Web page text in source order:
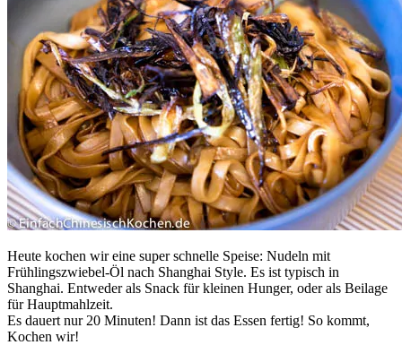
Heute kochen wir eine super schnelle Speise: Nudeln mit
Frühlingszwiebel-Öl nach Shanghai Style. Es ist typisch in
Shanghai. Entweder als Snack für kleinen Hunger, oder als Beilage
für Hauptmahlzeit.
Es dauert nur 20 Minuten! Dann ist das Essen fertig! So kommt,
Kochen wir!